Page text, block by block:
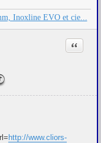
Inoxline EVO et cie...
Citation
http://www.cliors-